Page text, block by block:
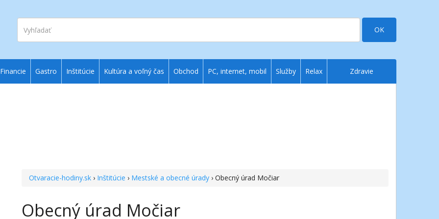
Vyhľadať
OK
Otvaracie-hodiny.sk › Inštitúcie › Mestské a obecné úrady › Obecný úrad Močiar
Obecný úrad Močiar
Financie Gastro Inštitúcie Kultúra a voľný čas Obchod PC, internet, mobil Služby Relax Zdravie